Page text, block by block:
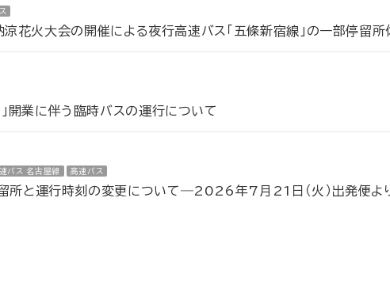
涼花火大会の開催による夜行高速バス「五條新宿線」の一部停留
」開業に伴う臨時バスの運行について
バス 名古屋線 高速バス
所と運行時刻の変更について―2026年7月21日（火）出発便よ